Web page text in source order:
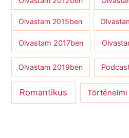
Olvastam 2015ben
Olvastam 2017ben
Olvastam 2019ben
Romantikus Történelmi